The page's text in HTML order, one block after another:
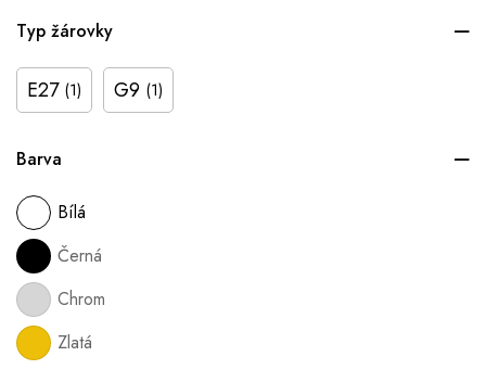
Typ žárovky
E27 (1) G9 (1)
Barva
Bílá
Černá
Chrom
Zlatá